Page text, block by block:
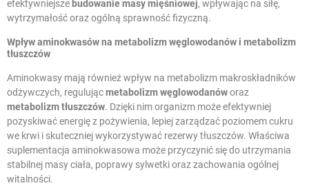
efektywniejsze budowanie masy mięśniowej, wpływając na siłę,
wytrzymałość oraz ogólną sprawność fizyczną.
Wpływ aminokwasów na metabolizm węglowodanów i metabolizm
tłuszczów
Aminokwasy mają również wpływ na metabolizm makroskładników
odżywczych, regulującmetabolizm węglowodanóworaz
metabolizm tłuszczów. Dzięki nim organizm może efektywniej
pozyskiwać energię z pożywienia, lepiej zarządzać poziomem cukru
we krwi i skuteczniej wykorzystywać rezerwy tłuszczów. Właściwa
suplementacja aminokwasowa może przyczynić się do utrzymania
stabilnej masy ciała, poprawy sylwetki oraz zachowania ogólnej
witalności.